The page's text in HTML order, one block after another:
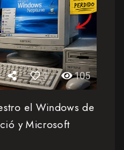
1 105
el Windows de
y Microsoft